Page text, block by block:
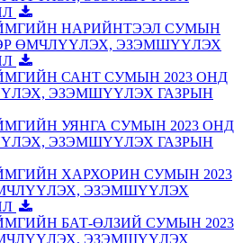
НАРИЙНТЭЭЛ СУМЫН
ӨМЧЛҮҮЛЭХ, ЭЗЭМШҮҮЛЭХ
САНТ СУМЫН 2023 ОНД
ЭЗЭМШҮҮЛЭХ ГАЗРЫН
УЯНГА СУМЫН 2023 ОНД
ЭЗЭМШҮҮЛЭХ ГАЗРЫН
ХАРХОРИН СУМЫН 2023
ЭЗЭМШҮҮЛЭХ
БАТ-ӨЛЗИЙ СУМЫН 2023
ЭЗЭМШҮҮЛЭХ